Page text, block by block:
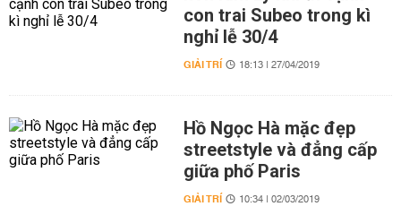
con trai Subeo trong kì
nghỉ lễ 30/4
GIẢI TRÍ 18:13 | 27/04/2019
Hồ Ngọc Hà mặc đẹp
streetstyle và đẳng cấp
giữa phố Paris
GIẢI TRÍ 10:34 | 02/03/2019